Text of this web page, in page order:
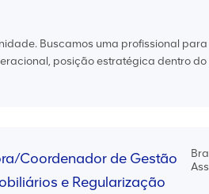
Buscamos uma profissional
posição estratégica dentro
Coordenador de Gestão
e Regularização